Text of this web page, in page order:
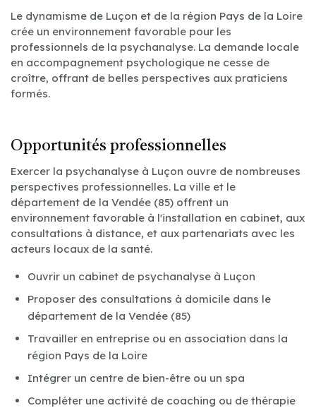
Le dynamisme de Luçon et de la région Pays de la Loire
crée un environnement favorable pour les
professionnels de la psychanalyse. La demande locale
en accompagnement psychologique ne cesse de
croître, offrant de belles perspectives aux praticiens
formés.
Opportunités professionnelles
Exercer la psychanalyse à Luçon ouvre de nombreuses
perspectives professionnelles. La ville et le
département de la Vendée (85) offrent un
environnement favorable à l'installation en cabinet, aux
consultations à distance, et aux partenariats avec les
acteurs locaux de la santé.
Ouvrir un cabinet de psychanalyse à Luçon
Proposer des consultations à domicile dans le
département de la Vendée (85)
Travailler en entreprise ou en association dans la
région Pays de la Loire
Intégrer un centre de bien-être ou un spa
Compléter une activité de coaching ou de thérapie